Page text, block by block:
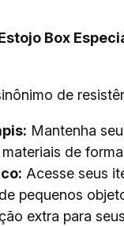
Box
de
Mantenha
de
Acesse seus
pequenos
extra para